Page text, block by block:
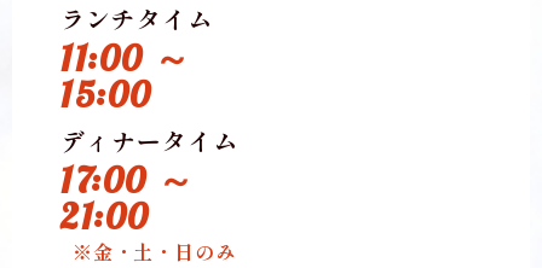
ランチタイム
11:00 ～
15:00
ディナータイム
17:00 ～
21:00
※金・土・日のみ